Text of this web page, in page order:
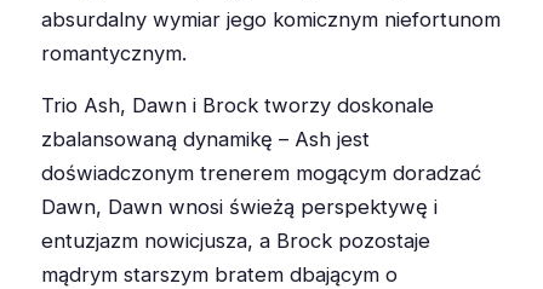
absurdalny wymiar jego komicznym niefortunom
romantycznym.
Trio Ash, Dawn i Brock tworzy doskonale
zbalansowaną dynamikę – Ash jest
doświadczonym trenerem mogącym doradzać
Dawn, Dawn wnosi świeżą perspektywę i
entuzjazm nowicjusza, a Brock pozostaje
mądrym starszym bratem dbającym o